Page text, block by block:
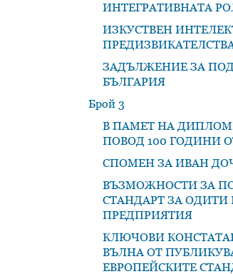
ИНТЕГРАТИВНАТА
ИЗКУСТВЕН
ЗАДЪЛЖЕНИЕ ЗА
БЪЛГАРИЯ
Брой 3
В ПАМЕТ НА
ПОВОД 100 ГОДИНИ
СПОМЕН ЗА ИВАН
ВЪЗМОЖНОСТИ ЗА
СТАНДАРТ ЗА
ПРЕДПРИЯТИЯ
КЛЮЧОВИ
ВЪЛНА ОТ
ЕВРОПЕЙСКИТЕ